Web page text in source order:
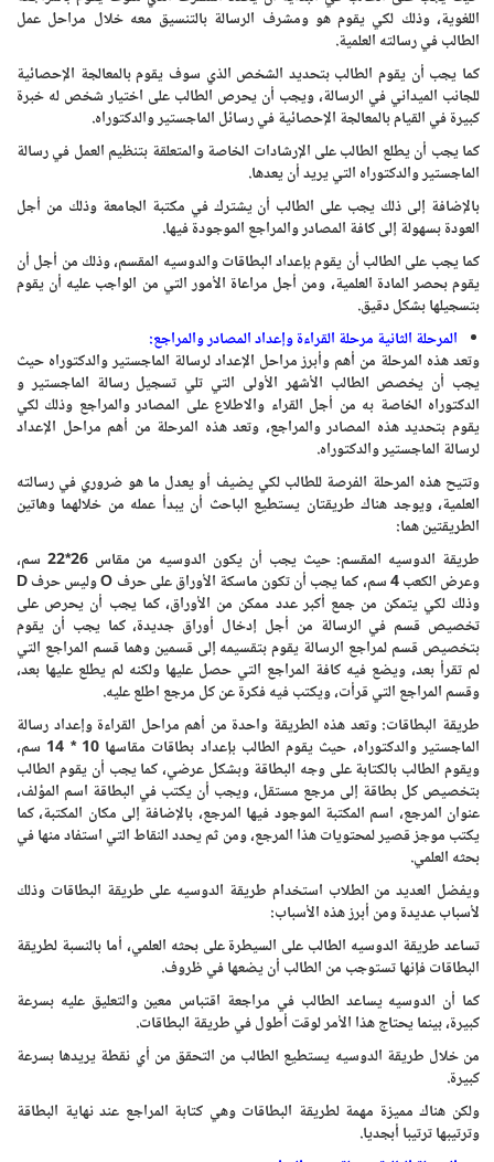
اللغوية، وذلك لكي يقوم هو ومشرف الرسالة بالتنسيق معه خلال مراحل عمل
الطالب في رسالته العلمية.
كما يجب أن يقوم الطالب بتحديد الشخص الذي سوف يقوم بالمعالجة الإحصائية
للجانب الميداني في الرسالة، ويجب أن يحرص الطالب على اختيار شخص له خبرة
كبيرة في القيام بالمعالجة الإحصائية في رسائل الماجستير والدكتوراه.
كما يجب أن يطلع الطالب على الإرشادات الخاصة والمتعلقة بتنظيم العمل في رسالة
الماجستير والدكتوراه التي يريد أن يعدها.
بالإضافة إلى ذلك يجب على الطالب أن يشترك في مكتبة الجامعة وذلك من أجل
العودة بسهولة إلى كافة المصادر والمراجع الموجودة فيها.
كما يجب على الطالب أن يقوم بإعداد البطاقات والدوسيه المقسم، وذلك من أجل أن
يقوم بحصر المادة العلمية، ومن أجل مراعاة الأمور التي من الواجب عليه أن يقوم
بتسجيلها بشكل دقيق.
المرحلة الثانية مرحلة القراءة وإعداد المصادر والمراجع:
وتعد هذه المرحلة من أهم وأبرز مراحل الإعداد لرسالة الماجستير والدكتوراه حيث
يجب أن يخصص الطالب الأشهر الأولى التي تلي تسجيل رسالة الماجستير و
الدكتوراه الخاصة به من أجل القراء والاطلاع على المصادر والمراجع وذلك لكي
يقوم بتحديد هذه المصادر والمراجع، وتعد هذه المرحلة من أهم مراحل الإعداد
لرسالة الماجستير والدكتوراه.
وتتيح هذه المرحلة الفرصة للطالب لكي يضيف أو يعدل ما هو ضروري في رسالته
العلمية، ويوجد هناك طريقتان يستطيع الباحث أن يبدأ عمله من خلالهما وهاتين
الطريقتين هما:
طريقة الدوسيه المقسم: حيث يجب أن يكون الدوسيه من مقاس 26*22 سم،
وعرض الكعب 4 سم، كما يجب أن تكون ماسكة الأوراق على حرف
Oوليس حرفD
وذلك لكي يتمكن من جمع أكبر عدد ممكن من الأوراق، كما يجب أن يحرص على
تخصيص قسم في الرسالة من أجل إدخال أوراق جديدة، كما يجب أن يقوم
بتخصيص قسم لمراجع الرسالة يقوم بتقسيمه إلى قسمين وهما قسم المراجع التي
لم تقرأ بعد، ويضع فيه كافة المراجع التي حصل عليها ولكنه لم يطلع عليها بعد،
وقسم المراجع التي قرأت، ويكتب فيه فكرة عن كل مرجع اطلع عليه.
طريقة البطاقات: وتعد هذه الطريقة واحدة من أهم مراحل القراءة وإعداد رسالة
الماجستير والدكتوراه، حيث يقوم الطالب بإعداد بطاقات مقاسها 10 * 14 سم،
ويقوم الطالب بالكتابة على وجه البطاقة وبشكل عرضي، كما يجب أن يقوم الطالب
بتخصيص كل بطاقة إلى مرجع مستقل، ويجب أن يكتب في البطاقة اسم المؤلف،
عنوان المرجع، اسم المكتبة الموجود فيها المرجع، بالإضافة إلى مكان المكتبة، كما
يكتب موجز قصير لمحتويات هذا المرجع، ومن ثم يحدد النقاط التي استفاد منها في
بحثه العلمي.
ويفضل العديد من الطلاب استخدام طريقة الدوسيه على طريقة البطاقات وذلك
لأسباب عديدة ومن أبرز هذه الأسباب:
تساعد طريقة الدوسيه الطالب على السيطرة على بحثه العلمي، أما بالنسبة لطريقة
البطاقات فإنها تستوجب من الطالب أن يضعها في ظروف.
كما أن الدوسيه يساعد الطالب في مراجعة اقتباس معين والتعليق عليه بسرعة
كبيرة، بينما يحتاج هذا الأمر لوقت أطول في طريقة البطاقات.
من خلال طريقة الدوسيه يستطيع الطالب من التحقق من أي نقطة يريدها بسرعة
كبيرة.
ولكن هناك مميزة مهمة لطريقة البطاقات وهي كتابة المراجع عند نهاية البطاقة
وترتيبها ترتيبا أبجديا.